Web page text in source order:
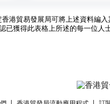
香港貿易發展局可將上述資料編
已獲得此表格上所述的每一位人